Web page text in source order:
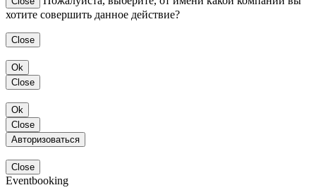
хотите совершить данное действие?
Close
Ok
Close
Ok
Close
Авторизоваться
Close
Eventbooking